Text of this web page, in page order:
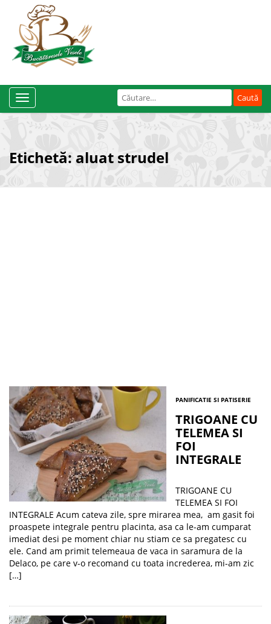
Caută
după:
Toggle
Navigation
Etichetă: aluat strudel
PANIFICATIE SI PATISERIE
TRIGOANE CU
TELEMEA SI
FOI
INTEGRALE
TRIGOANE CU
TELEMEA SI FOI
INTEGRALE Acum cateva zile, spre mirarea mea, am gasit foi
proaspete integrale pentru placinta, asa ca le-am cumparat
imediat desi pe moment chiar nu stiam ce sa pregatesc cu
ele. Cand am primit telemeaua de vaca in saramura de la
Delaco, pe care v-o recomand cu toata increderea, mi-am zic
[…]